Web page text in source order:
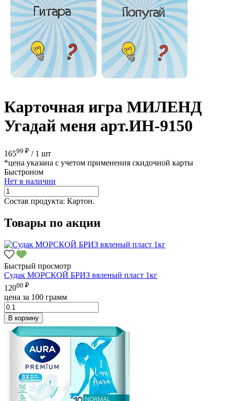
Карточная игра МИЛЕНД
Угадай меня арт.ИН-9150
16599 ₽ / 1 шт
*цена указана с учетом применения скидочной карты
Быстроном
Нет в наличии
Состав продукта: Картон.
Товары по акции
Быстрый просмотр
Судак МОРСКОЙ БРИЗ вяленый пласт 1кг
12000 ₽
цена за 100 грамм
В корзину